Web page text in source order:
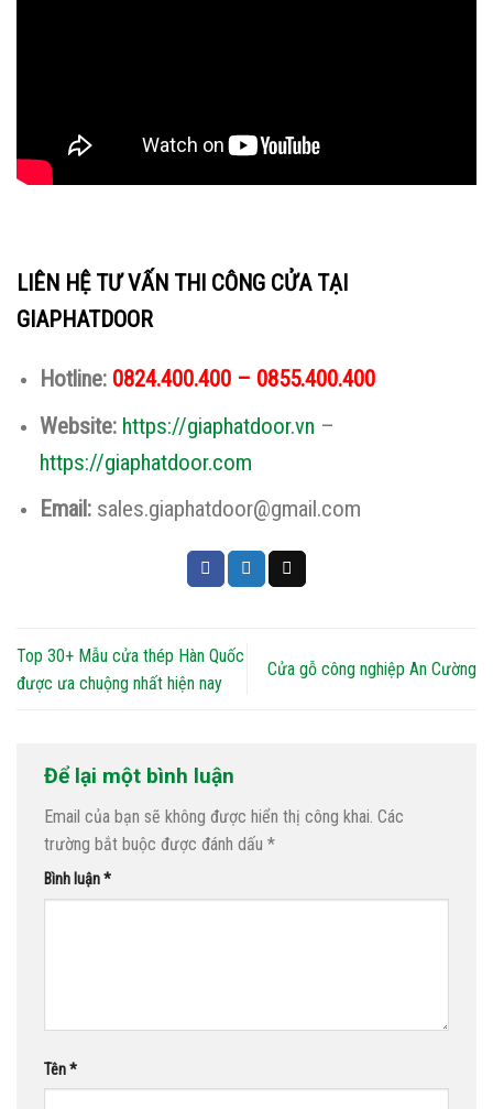
LIÊN HỆ TƯ VẤN THI CÔNG CỬA TẠI
GIAPHATDOOR
Hotline: 0824.400.400 – 0855.400.400
Website: https://giaphatdoor.vn –
https://giaphatdoor.com
Email: sales.giaphatdoor@gmail.com
Top 30+ Mẫu cửa thép Hàn Quốc
được ưa chuộng nhất hiện nay
Cửa gỗ công nghiệp An Cường
Để lại một bình luận
Email của bạn sẽ không được hiển thị công khai. Các
trường bắt buộc được đánh dấu *
Bình luận*
Tên*